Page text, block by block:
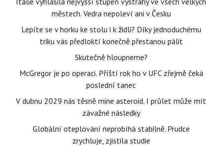
městech. Vedra nepoleví ani v Česku
Lepíte se v horku ke stolu i k židli? Díky jednoduchému
triku vás předloktí konečně přestanou pálit
Skutečně hloupneme?
McGregor je po operaci. Příští rok ho v UFC zřejmě čeká
poslední tanec
V dubnu 2029 nás těsně mine asteroid. I průlet může mít
závažné následky
Globální oteplování neprobíhá stabilně. Prudce
zrychluje, zjistila studie